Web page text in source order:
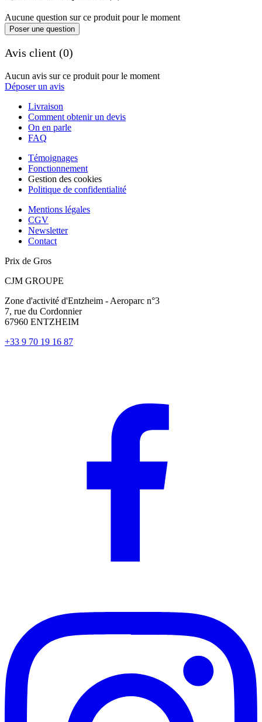
Aucune question sur ce produit pour le moment
Poser une question
Avis client (0)
Aucun avis sur ce produit pour le moment
Déposer un avis
Livraison
Comment obtenir un devis
On en parle
FAQ
Témoignages
Fonctionnement
Gestion des cookies
Politique de confidentialité
Mentions légales
CGV
Newsletter
Contact
Prix de Gros
CJM GROUPE
Zone d'activité d'Entzheim - Aeroparc n°3
7, rue du Cordonnier
67960 ENTZHEIM
+33 9 70 19 16 87